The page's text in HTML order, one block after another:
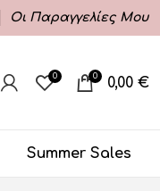
Οι Παραγγελίες Μου
0 0 0,00 €
Summer Sales